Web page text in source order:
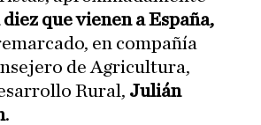
que vienen a España,
en compañía
de Agricultura,
Rural, Julián
.